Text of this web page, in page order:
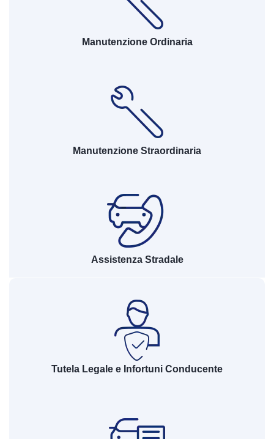
Manutenzione Ordinaria
Manutenzione Straordinaria
Assistenza Stradale
Tutela Legale e Infortuni Conducente